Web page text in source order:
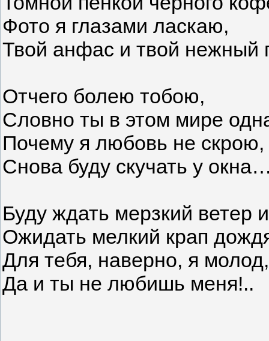
Фото я глазами ласкаю,
Твой анфас и твой нежный
Отчего болею тобою,
Словно ты в этом мире
Почему я любовь не скрою,
Снова буду скучать у
Буду ждать мерзкий ветер
Ожидать мелкий крап
Для тебя, наверно, я молод,
Да и ты не любишь меня!..